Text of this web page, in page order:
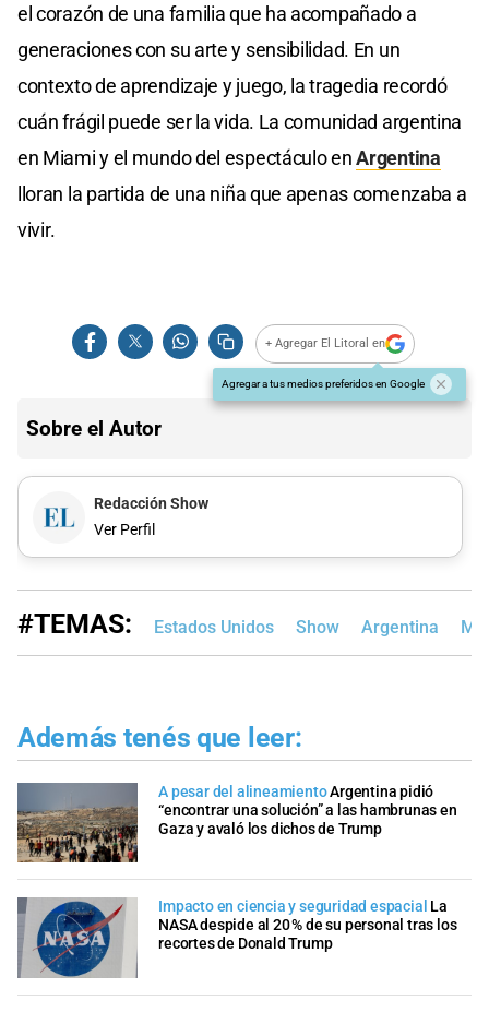
el corazón de una familia que ha acompañado a
generaciones con su arte y sensibilidad. En un
contexto de aprendizaje y juego, la tragedia recordó
cuán frágil puede ser la vida. La comunidad argentina
en Miami y el mundo del espectáculo enArgentina
lloran la partida de una niña que apenas comenzaba a
vivir.
+ Agregar El Litoral en
Agregar a tus medios preferidos en Google
Sobre el Autor
Redacción Show
Ver Perfil
#TEMAS: Estados Unidos Show Argentina
Además tenés que leer:
A pesar del alineamientoArgentina pidió
“encontrar una solución” a las hambrunas en
Gaza y avaló los dichos de Trump
Impacto en ciencia y seguridad espacial La
NASA despide al 20 % de su personal tras los
recortes de Donald Trump